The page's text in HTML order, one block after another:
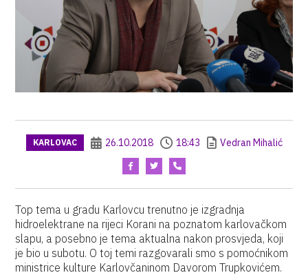
KARLOVAC 26.10.2018 18:43 Vedran Mihalić
Top tema u gradu Karlovcu trenutno je izgradnja
hidroelektrane na rijeci Korani na poznatom karlovačkom
slapu, a posebno je tema aktualna nakon prosvjeda, koji
je bio u subotu. O toj temi razgovarali smo s pomoćnikom
ministrice kulture Karlovčaninom Davorom Trupkovićem.